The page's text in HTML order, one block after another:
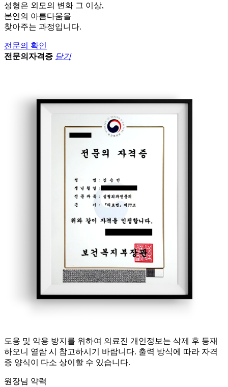
성형은 외모의 변화 그 이상,
본연의 아름다움을
찾아주는 과정입니다.
전문의 확인
전문의자격증 닫기
도용 및 악용 방지를 위하여 의료진 개인정보는 삭제 후 등재
하오니 열람 시 참고하시기 바랍니다. 출력 방식에 따라 자격
증 양식이 다소 상이할 수 있습니다.
원장님 약력